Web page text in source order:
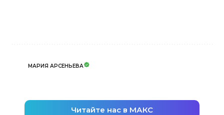
МАРИЯ АРСЕНЬЕВА
Читайте нас в МАКС